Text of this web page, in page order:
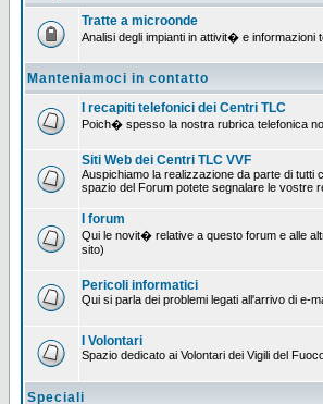
Tratte a microonde
Analisi degli impianti in attivit� e informazioni
Manteniamoci in contatto
I recapiti telefonici dei Centri TLC
Poich� spesso la nostra rubrica telefonica
Siti Web dei Centri TLC VVF
Auspichiamo la realizzazione da parte di tutti
spazio del Forum potete segnalare le vostre
I forum
Qui le novit� relative a questo forum e alle
sito)
Pericoli informatici
Qui si parla dei problemi legati all'arrivo di e-
I Volontari
Spazio dedicato ai Volontari dei Vigili del
Speciali